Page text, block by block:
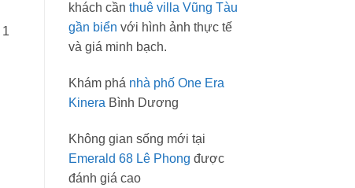
khách cần thuê villa Vũng Tàu
gần biển với hình ảnh thực tế
và giá minh bạch.
Khám phá nhà phố One Era
Kinera Bình Dương
Không gian sống mới tại
Emerald 68 Lê Phong được
đánh giá cao